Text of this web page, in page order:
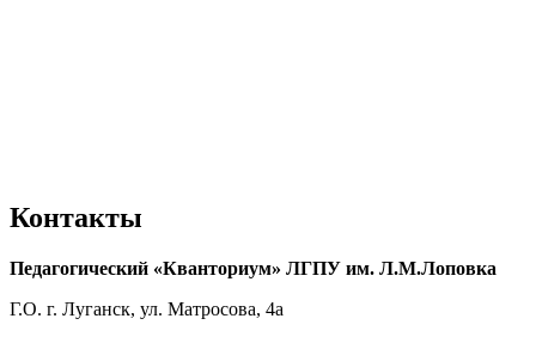
Контакты
Педагогический «Кванториум» ЛГПУ им. Л.М.Лоповка
Г.О. г. Луганск, ул. Матросова, 4а